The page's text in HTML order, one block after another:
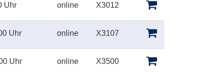
Uhr online X3012
Uhr online X3107
Uhr online X3500